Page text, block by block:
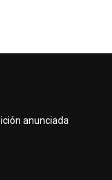
anunciada